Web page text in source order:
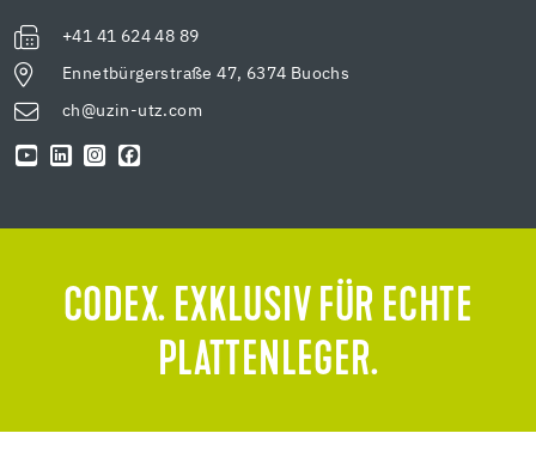
+41 41 624 48 89
Ennetbürgerstraße 47, 6374 Buochs
ch@uzin-utz.com
CODEX. EXKLUSIV FÜR ECHTE
PLATTENLEGER.